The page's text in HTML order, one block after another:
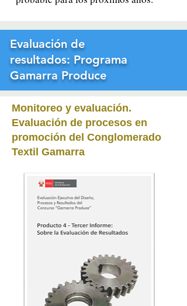
Evaluación de
resultados: Programa
Gamarra Produce
Monitoreo y evaluación.
Evaluación de procesos en
promoción del Conglomerado
Textil Gamarra